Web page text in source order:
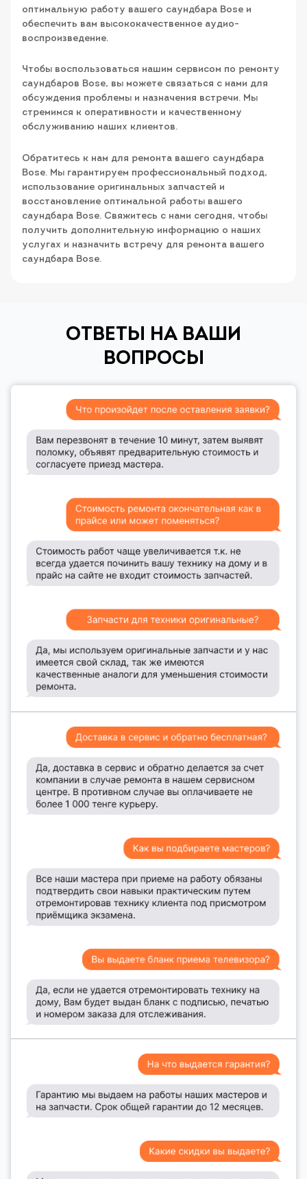
оптимальную работу вашего саундбара Bose и
обеспечить вам высококачественное аудио-
воспроизведение.
Чтобы воспользоваться нашим сервисом по ремонту
саундбаров Bose, вы можете связаться с нами для
обсуждения проблемы и назначения встречи. Мы
стремимся к оперативности и качественному
обслуживанию наших клиентов.
Обратитесь к нам для ремонта вашего саундбара
Bose. Мы гарантируем профессиональный подход,
использование оригинальных запчастей и
восстановление оптимальной работы вашего
саундбара Bose. Свяжитесь с нами сегодня, чтобы
получить дополнительную информацию о наших
услугах и назначить встречу для ремонта вашего
саундбара Bose.
ОТВЕТЫ НА ВАШИ
ВОПРОСЫ